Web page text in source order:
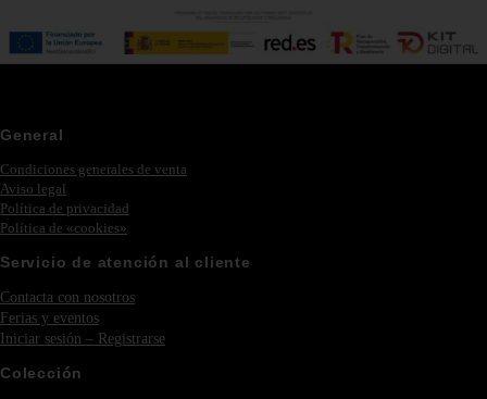
General
Condiciones generales de venta
Aviso legal
Política de privacidad
Política de «cookies»
Servicio de atención al cliente
Contacta con nosotros
Ferias y eventos
Iniciar sesión – Registrarse
Colección